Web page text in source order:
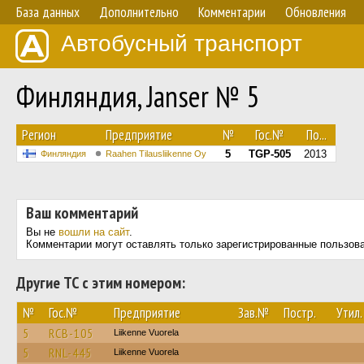
База данных Дополнительно Комментарии Обновления
Автобусный транспорт
Финляндия, Janser № 5
Регион Предприятие № Гос.№ По...
Финляндия Raahen Tilausliikenne Oy 5 TGP-505 2013
Ваш комментарий
Вы не вошли на сайт.
Комментарии могут оставлять только зарегистрированные
Другие ТС с этим номером:
№ Гос.№ Предприятие Зав.№ Постр. Утил.
5 RCB-105 Liikenne Vuorela
5 RNL-445 Liikenne Vuorela